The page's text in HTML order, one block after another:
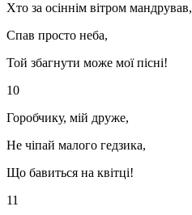
Хто за осіннім вітром мандрував,
Спав просто неба,
Той збагнути може мої пісні!
10
Горобчику, мій друже,
Не чіпай малого гедзика,
Що бавиться на квітці!
11